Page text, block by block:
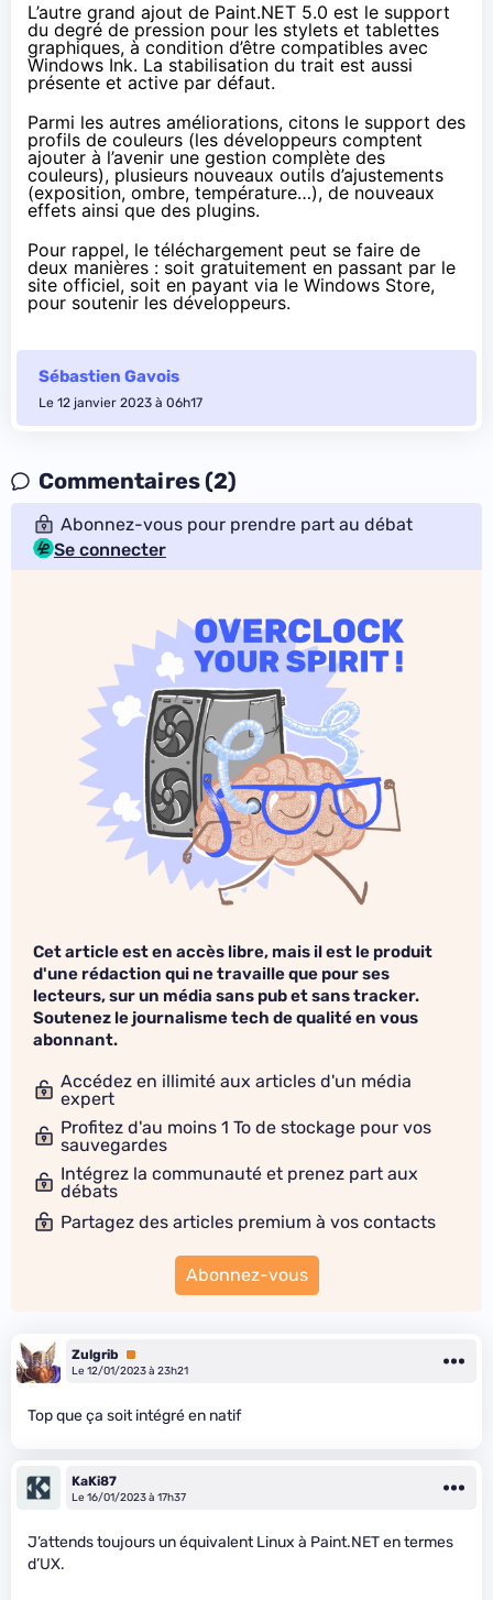
L’autre grand ajout de Paint.NET 5.0 est le support
du degré de pression pour les stylets et tablettes
graphiques, à condition d’être compatibles avec
Windows Ink. La stabilisation du trait est aussi
présente et active par défaut.
Parmi les autres améliorations, citons le support des
profils de couleurs (les développeurs comptent
ajouter à l’avenir une gestion complète des
couleurs), plusieurs nouveaux outils d’ajustements
(exposition, ombre, température…), de nouveaux
effets ainsi que des plugins.
Pour rappel, le téléchargement peut se faire de
deux manières : soit gratuitement en passant par le
site officiel, soit en payant via le Windows Store,
pour soutenir les développeurs.
Sébastien Gavois
Le 12 janvier 2023 à 06h17
Commentaires (2)
Abonnez-vous pour prendre part au débat
Se connecter
Cet article est en accès libre, mais il est le produit
d'une rédaction qui ne travaille que pour ses
lecteurs, sur un média sans pub et sans tracker.
Soutenez le journalisme tech de qualité en vous
abonnant.
Accédez en illimité aux articles d'un média
expert
Profitez d'au moins 1 To de stockage pour vos
sauvegardes
Intégrez la communauté et prenez part aux
débats
Partagez des articles premium à vos contacts
Abonnez-vous
Zulgrib
Premium
Le 12/01/2023 à 23h21
Top que ça soit intégré en natif
KaKi87
Le 16/01/2023 à 17h37
J’attends toujours un équivalent Linux à Paint.NET en termes
d’UX.